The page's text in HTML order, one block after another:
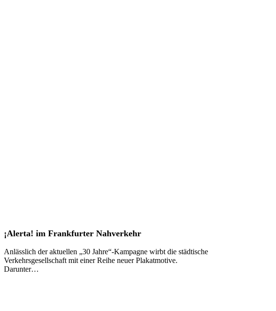
¡Alerta!
im
Frankfurter
Nahverkehr
¡Alerta! im Frankfurter Nahverkehr
Anlässlich der aktuellen „30 Jahre“-Kampagne wirbt die städtische
Verkehrsgesellschaft mit einer Reihe neuer Plakatmotive.
Darunter…